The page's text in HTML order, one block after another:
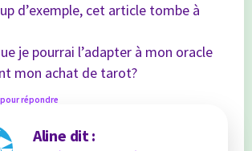
d’exemple, cet article tombe à
je pourrai l’adapter à mon oracle
mon achat de tarot?
répondre
Aline dit :